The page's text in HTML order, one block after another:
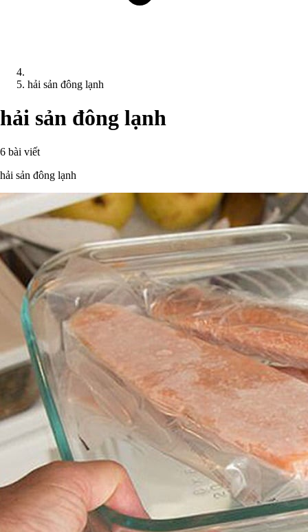
hải sản đông lạnh
hải sản đông lạnh
6 bài viết
hải sản đông lạnh